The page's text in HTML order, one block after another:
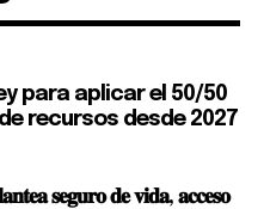
para aplicar el 50/50
recursos desde 2027
𝐬𝐞𝐠𝐮𝐫𝐨 𝐝𝐞 𝐯𝐢𝐝𝐚, 𝐚𝐜𝐜𝐞𝐬𝐨